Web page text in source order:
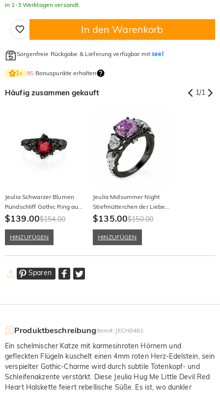
in 1-3 Werktagen versandt.
In den Warenkorb
Sorgenfreie Rückgabe & Lieferung verfügbar mitseel
1× 95 Bonuspunkte erhalten
Häufig zusammen gekauft 1/1
Jeulia Schwarzer Blumen
Rundschliff Gothic Ring aus
Sterling Silber
$139.00$154.00
HINZUFÜGEN
Jeulia Midsummer Night
Stiefmütterchen der Liebe
Dreisteiniger Lilafarbener
$135.00$150.00
HINZUFÜGEN
Sparen
Produktbeschreibung Item#: JECH0461
Ein schelmischer Katze mit karmesinroten Hörnern und
gefleckten Flügeln kuschelt einen 4mm roten Herz-Edelstein, sein
verspielter Gothic-Charme wird durch subtile Totenkopf- und
Schleifenakzente verstärkt. Diese Jeulia Hug Me Little Devil Red
Heart Halskette feiert rebellische Süße. Es ist, wo dunkler